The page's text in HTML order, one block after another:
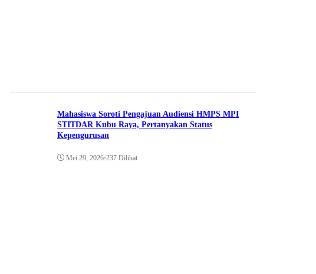
Mahasiswa Soroti Pengajuan Audiensi HMPS MPI
STITDAR Kubu Raya, Pertanyakan Status
Kepengurusan
Mei 29, 2026•237 Dilihat